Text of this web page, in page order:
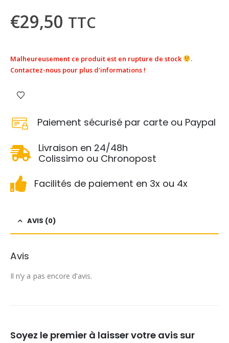
€29,50 TTC
Malheureusement ce produit est en rupture de stock
.
Contactez-nous pour plus d'informations !
Paiement sécurisé par carte ou Paypal
Livraison en 24/48h
Colissimo ou Chronopost
Facilités de paiement en 3x ou 4x
AVIS (0)
Avis
Il n’y a pas encore d’avis.
Soyez le premier à laisser votre avis sur